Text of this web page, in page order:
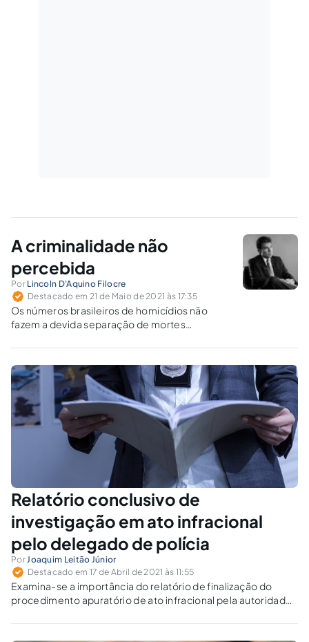
A criminalidade não
percebida
Por Lincoln D'Aquino Filocre
Destacado em 21 de Maio de 2021 às 17:35
Os números brasileiros de homicídios não
fazem a devida separação de mortes
aquelas provocadas pela criminalidade
organizada.
Relatório conclusivo de
investigação em ato infracional
pelo delegado de polícia
PorJoaquim Leitão Júnior
Destacado em 17 de Abril de 2021 às 11:55
Examina-se a importância do relatório de finalização do
procedimento apuratório de ato infracional pela autoridade